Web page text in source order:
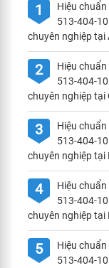
1
Hiệu
513-404-
chuyên nghiệp tại
2
Hiệu
513-404-
chuyên nghiệp tại
3
Hiệu
513-404-
chuyên nghiệp tại
4
Hiệu
513-404-
chuyên nghiệp tại
5
Hiệu
513-404-